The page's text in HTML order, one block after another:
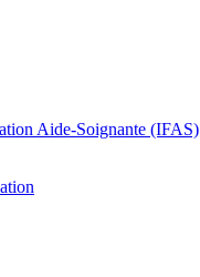
Aide-Soignante (IFAS)